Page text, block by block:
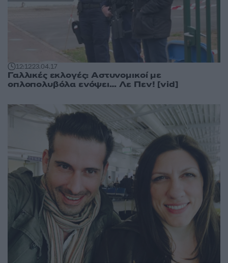
12:1223.04.17
Γαλλικές εκλογές: Αστυνομικοί με
οπλοπολυβόλα ενόψει… Λε Πεν! [vid]